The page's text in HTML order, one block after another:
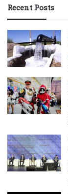
Recent Posts